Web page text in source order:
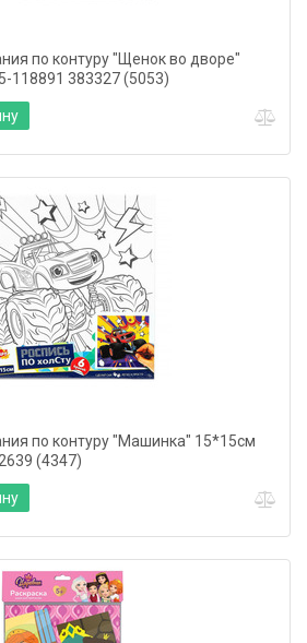
по контуру "Щенок во дворе"
118891 383327 (5053)
по контуру "Машинка" 15*15см
(4347)